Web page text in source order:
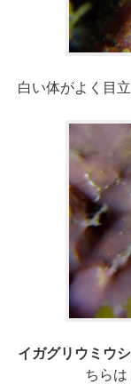
白い体がよく目
イガグリウミウシ
ちらは